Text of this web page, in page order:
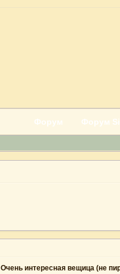
Форум Форум
Очень интересная вещица (не